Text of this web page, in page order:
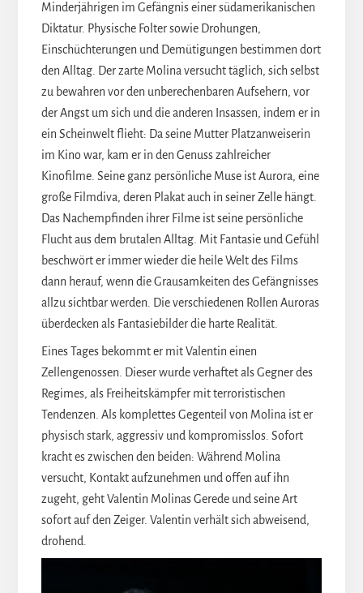
Minderjährigen im Gefängnis einer südamerikanischen
Diktatur. Physische Folter sowie Drohungen,
Einschüchterungen und Demütigungen bestimmen dort
den Alltag. Der zarte Molina versucht täglich, sich selbst
zu bewahren vor den unberechenbaren Aufsehern, vor
der Angst um sich und die anderen Insassen, indem er in
ein Scheinwelt flieht: Da seine Mutter Platzanweiserin
im Kino war, kam er in den Genuss zahlreicher
Kinofilme. Seine ganz persönliche Muse ist Aurora, eine
große Filmdiva, deren Plakat auch in seiner Zelle hängt.
Das Nachempfinden ihrer Filme ist seine persönliche
Flucht aus dem brutalen Alltag. Mit Fantasie und Gefühl
beschwört er immer wieder die heile Welt des Films
dann herauf, wenn die Grausamkeiten des Gefängnisses
allzu sichtbar werden. Die verschiedenen Rollen Auroras
überdecken als Fantasiebilder die harte Realität.
Eines Tages bekommt er mit Valentin einen
Zellengenossen. Dieser wurde verhaftet als Gegner des
Regimes, als Freiheitskämpfer mit terroristischen
Tendenzen. Als komplettes Gegenteil von Molina ist er
physisch stark, aggressiv und kompromisslos. Sofort
kracht es zwischen den beiden: Während Molina
versucht, Kontakt aufzunehmen und offen auf ihn
zugeht, geht Valentin Molinas Gerede und seine Art
sofort auf den Zeiger. Valentin verhält sich abweisend,
drohend.